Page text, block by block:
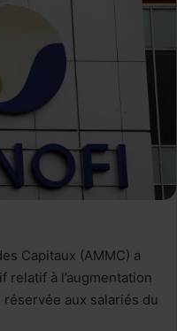
Capitaux (AMMC) a
à l’augmentation
réservée aux salariés du